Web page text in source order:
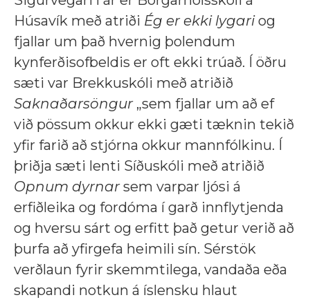
Húsavík með atriði Ég er ekki lygariog
fjallar um það hvernig þolendum
kynferðisofbeldis er oft ekki trúað. Í öðru
sæti var Brekkuskóli með atriðið
Saknaðarsöngur„sem fjallar um að ef
við pössum okkur ekki gæti tæknin tekið
yfir farið að stjórna okkur mannfólkinu. Í
þriðja sæti lenti Síðuskóli með atriðið
Opnum dyrnarsem varpar ljósi á
erfiðleika og fordóma í garð innflytjenda
og hversu sárt og erfitt það getur verið að
þurfa að yfirgefa heimili sín. Sérstök
verðlaun fyrir skemmtilega, vandaða eða
skapandi notkun á íslensku hlaut